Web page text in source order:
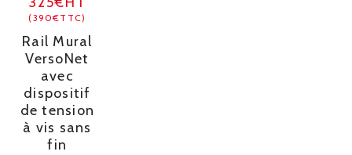
(390€TTC)
Rail Mural
VersoNet
avec
dispositif
de tension
à vis sans
fin